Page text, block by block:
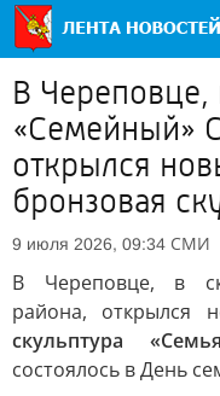
В Череповце,
«Семейный»
открылся
бронзовая
9 июля 2026, 09:34 СМИ
В Череповце, в
района, открылся
скульптура
состоялось в День